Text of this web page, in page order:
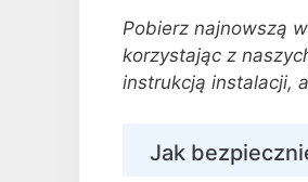
Pobierz najnowszą
korzystając z
instrukcją instalacji,
Jak